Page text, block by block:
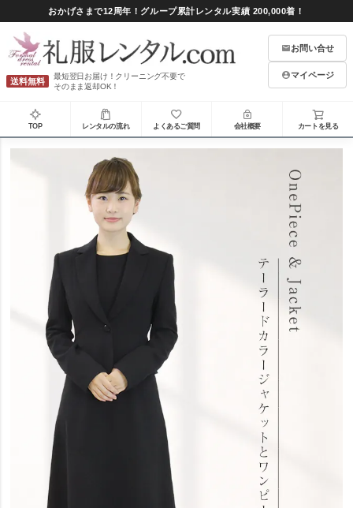
おかげさまで12周年！グループ累計レンタル実績 200,000着！
送料無料
最短翌日お届け！クリーニング不要で
そのまま返却OK！
お問い合せ
マイページ
TOP レンタルの流れ よくあるご質問 会社概要 カートを見る